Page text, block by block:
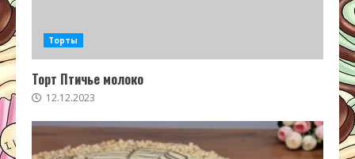
Торты
Торт Птичье молоко
12.12.2023